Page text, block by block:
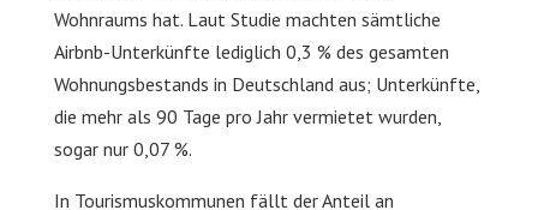
Wohnraums hat. Laut Studie machten sämtliche
Airbnb-Unterkünfte lediglich 0,3 % des gesamten
Wohnungsbestands in Deutschland aus; Unterkünfte,
die mehr als 90 Tage pro Jahr vermietet wurden,
sogar nur 0,07 %.
In Tourismuskommunen fällt der Anteil an